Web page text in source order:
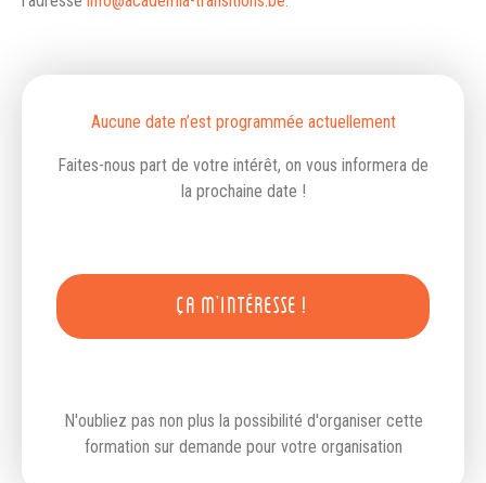
Aucune date n’est programmée actuellement
Faites-nous part de votre intérêt, on vous informera de
la prochaine date !
ÇA M'INTÉRESSE !
N'oubliez pas non plus la possibilité d'organiser cette
formation sur demande pour votre organisation